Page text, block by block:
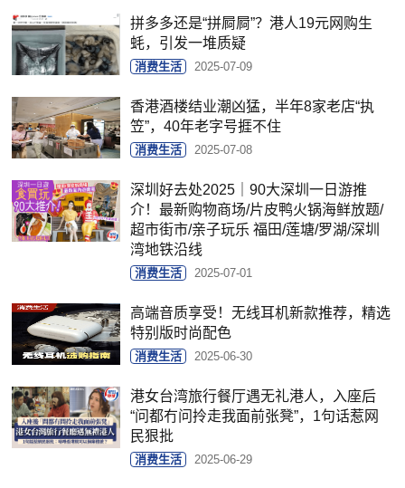
拼多多还是“拼屙屙”？港人19元网购生
蚝，引发一堆质疑
消费生活 2025-07-09
香港酒楼结业潮凶猛，半年8家老店“执
笠”，40年老字号捱不住
消费生活 2025-07-08
深圳好去处2025｜90大深圳一日游推
介！最新购物商场/片皮鸭火锅海鲜放题/
超市街市/亲子玩乐 福田/莲塘/罗湖/深圳
湾地铁沿线
消费生活 2025-07-01
高端音质享受！无线耳机新款推荐，精选
特别版时尚配色
消费生活 2025-06-30
港女台湾旅行餐厅遇无礼港人，入座后
“问都冇问拎走我面前张凳”，1句话惹网
民狠批
消费生活 2025-06-29